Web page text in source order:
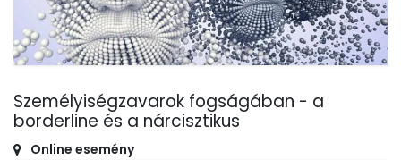
Személyiségzavarok fogságában - a
borderline és a nárcisztikus
Online esemény